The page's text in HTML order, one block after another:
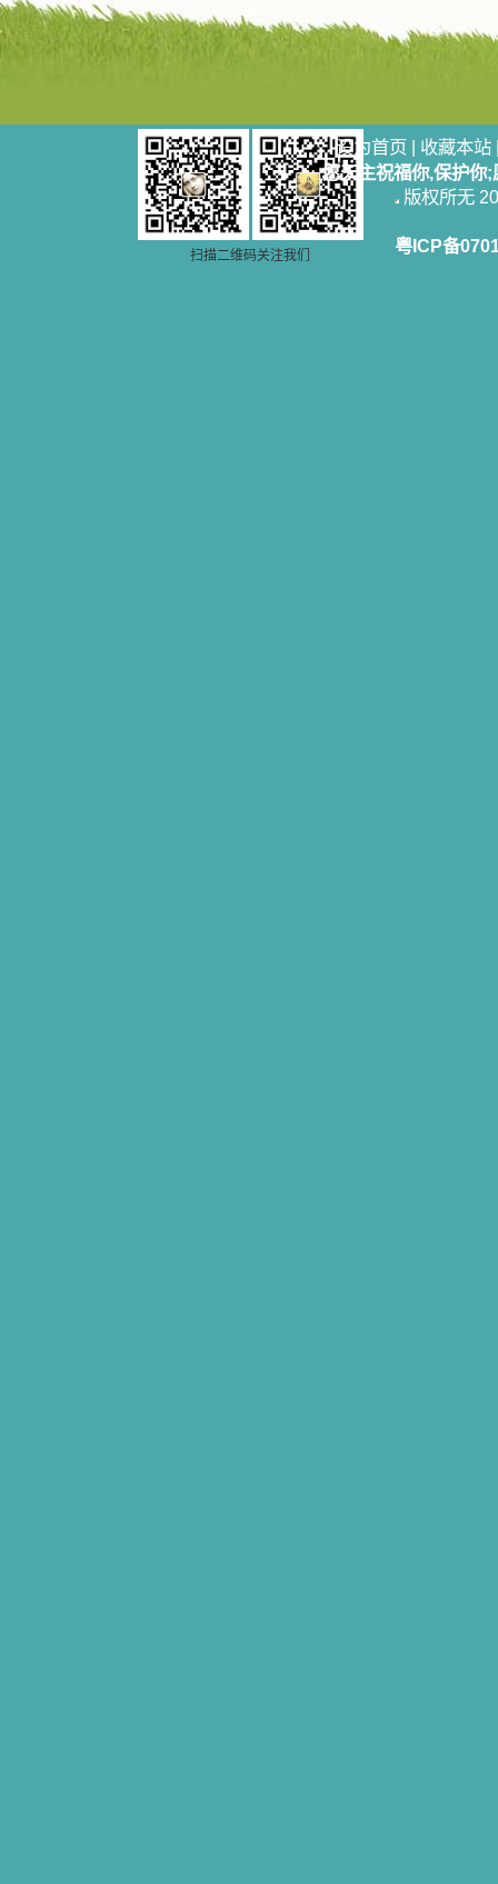
扫描二维码关注我们
设为首页 | 收藏本站
愿天主祝福你,保护你
版权所无
粤ICP备